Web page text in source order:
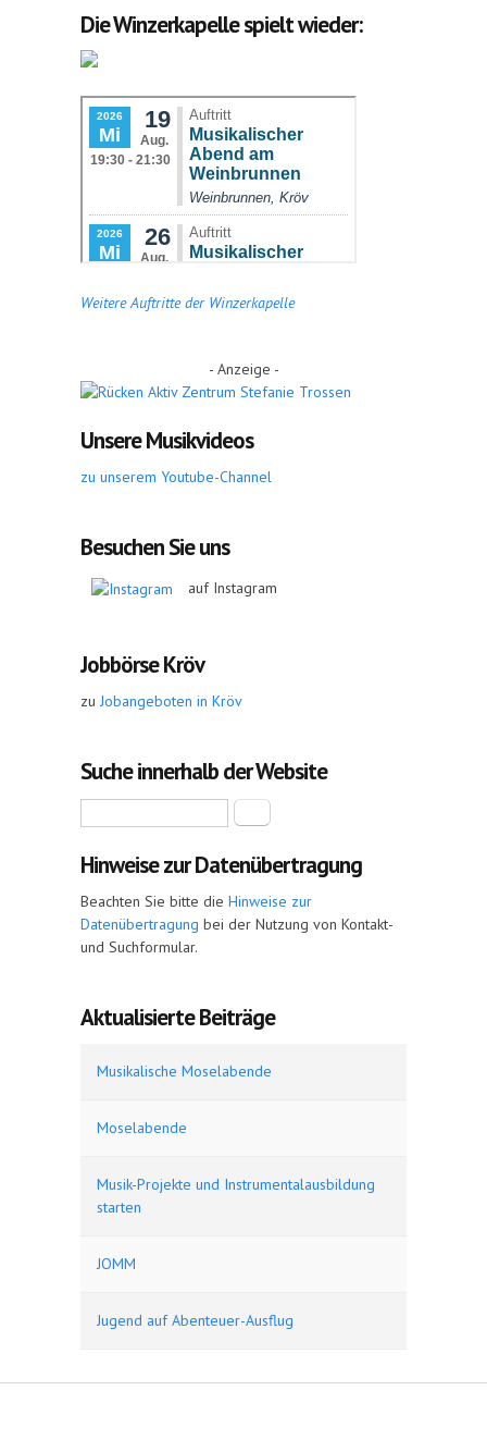
Die Winzerkapelle spielt wieder:
Weitere Auftritte der Winzerkapelle
- Anzeige -
Unsere Musikvideos
zu unserem Youtube-Channel
Besuchen Sie uns
auf Instagram
Jobbörse Kröv
zu Jobangeboten in Kröv
Suche innerhalb der Website
Suche
Hinweise zur Datenübertragung
Beachten Sie bitte die Hinweise zur
Datenübertragung bei der Nutzung von Kontakt-
und Suchformular.
Aktualisierte Beiträge
Musikalische Moselabende
Moselabende
Musik-Projekte und Instrumentalausbildung
starten
JOMM
Jugend auf Abenteuer-Ausflug